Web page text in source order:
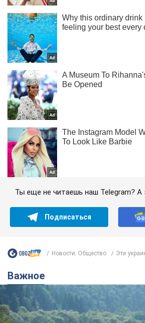
Ты еще не читаешь наш Telegram? А
Подписаться
Новости. Общество Эти
Важное